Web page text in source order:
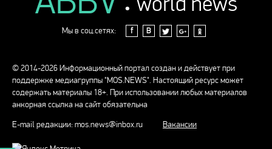
Мы в соц.сетях: f В
© 2014-2026 Информационный портал создан и действует при
поддержке медиагруппы "MOS.NEWS". Настоящий ресурс может
содержать материалы 18+. При использовании любых материалов
анкорная ссылка на сайт обязательна
E-mail редакции:mos.news@inbox.ru Вакансии